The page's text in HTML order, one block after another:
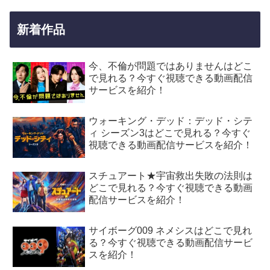
新着作品
今、不倫が問題ではありませんはどこ
で見れる？今すぐ視聴できる動画配信
サービスを紹介！
ウォーキング・デッド：デッド・シテ
ィ シーズン3はどこで見れる？今すぐ
視聴できる動画配信サービスを紹介！
スチュアート★宇宙救出失敗の法則は
どこで見れる？今すぐ視聴できる動画
配信サービスを紹介！
サイボーグ009 ネメシスはどこで見れ
る？今すぐ視聴できる動画配信サービ
スを紹介！